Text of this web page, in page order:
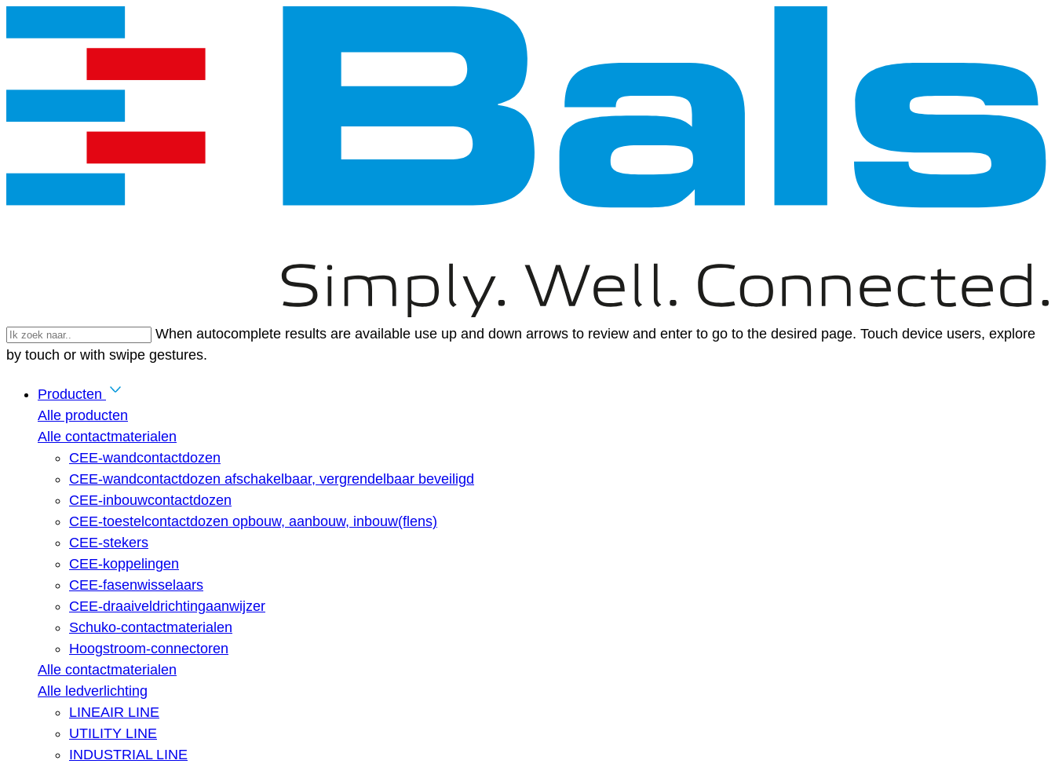
When autocomplete results are available use up and down arrows to review and enter to go to the desired page. Touch device users, explore
by touch or with swipe gestures.
Producten
Alle producten
Alle contactmaterialen
CEE-wandcontactdozen
CEE-wandcontactdozen afschakelbaar, vergrendelbaar beveiligd
CEE-inbouwcontactdozen
CEE-toestelcontactdozen opbouw, aanbouw, inbouw(flens)
CEE-stekers
CEE-koppelingen
CEE-fasenwisselaars
CEE-draaiveldrichtingaanwijzer
Schuko-contactmaterialen
Hoogstroom-connectoren
Alle contactmaterialen
Alle ledverlichting
LINEAIR LINE
UTILITY LINE
INDUSTRIAL LINE